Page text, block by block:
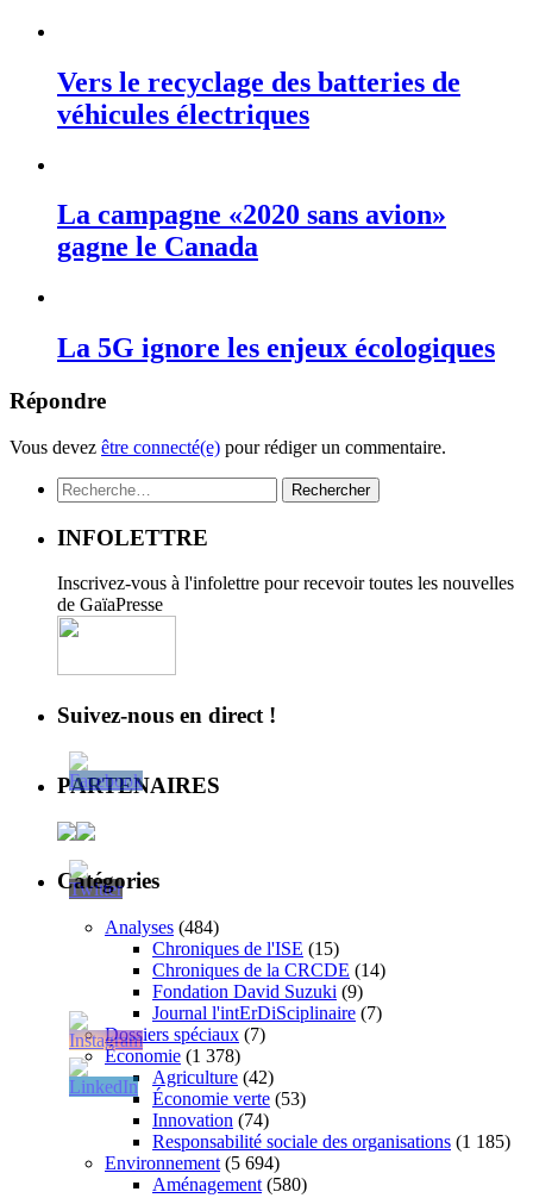
Vers le recyclage des batteries de
véhicules électriques
La campagne «2020 sans avion»
gagne le Canada
La 5G ignore les enjeux écologiques
Répondre
Vous devez être connecté(e) pour rédiger un commentaire.
Rechercher :
INFOLETTRE
Inscrivez-vous à l'infolettre pour recevoir toutes les nouvelles
de GaïaPresse
Suivez-nous en direct !
PARTENAIRES
Catégories
Analyses (484)
Chroniques de l'ISE (15)
Chroniques de la CRCDE (14)
Fondation David Suzuki (9)
Journal l'intErDiSciplinaire (7)
Dossiers spéciaux (7)
Économie (1 378)
Agriculture (42)
Économie verte (53)
Innovation (74)
Responsabilité sociale des organisations (1 185)
Environnement (5 694)
Aménagement (580)